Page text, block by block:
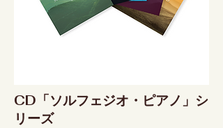
CD「ソルフェジオ・ピアノ」シ
リーズ